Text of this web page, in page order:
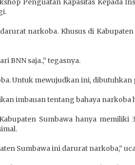
Penguatan Kapasitas Kepada
narkoba. Khusus di
BNN saja.,” tegasnya.
Untuk mewujudkan ini, dibutuhkan
imbauan tentang bahaya narkoba
Sumbawa hanya memiliki
Sumbawa ini darurat narkoba,”